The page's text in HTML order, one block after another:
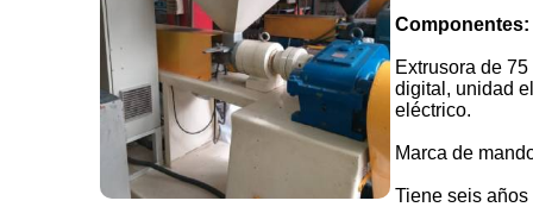
Componentes:
Extrusora de
digital, unidad
eléctrico.
Marca de
Tiene seis